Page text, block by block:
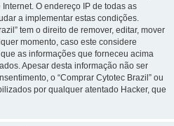
O endereço IP de todas as
a implementar estas condições.
tem o direito de remover, editar, mover
momento, caso este considere
as informações que forneceu acima
Apesar desta informação não ser
o “Comprar Cytotec Brazil” ou
por qualquer atentado Hacker, que